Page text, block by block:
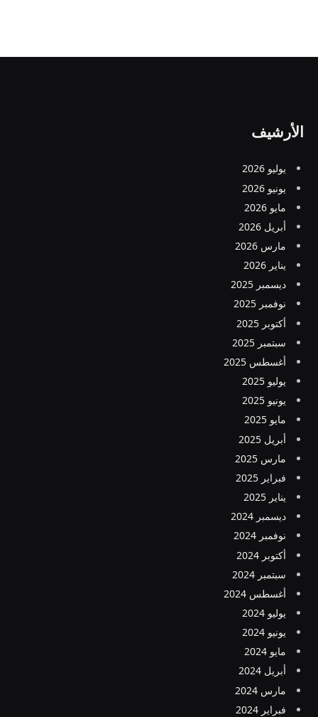
الأرشيف
يوليو 2026
يونيو 2026
مايو 2026
أبريل 2026
مارس 2026
يناير 2026
ديسمبر 2025
نوفمبر 2025
أكتوبر 2025
سبتمبر 2025
أغسطس 2025
يوليو 2025
يونيو 2025
مايو 2025
أبريل 2025
مارس 2025
فبراير 2025
يناير 2025
ديسمبر 2024
نوفمبر 2024
أكتوبر 2024
سبتمبر 2024
أغسطس 2024
يوليو 2024
يونيو 2024
مايو 2024
أبريل 2024
مارس 2024
فبراير 2024